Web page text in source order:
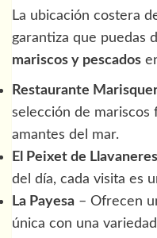
La ubicación costera
garantiza que puedas
mariscos y pescados
Restaurante
selección de mariscos
amantes del mar.
El Peixet de Llavaneres
del día, cada visita es
La Payesa – Ofrecen
única con una